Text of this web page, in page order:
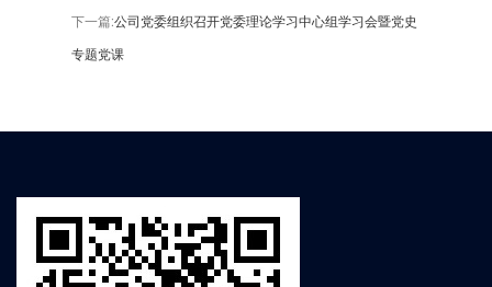
下一篇:公司党委组织召开党委理论学习中心组学习会暨党史
专题党课